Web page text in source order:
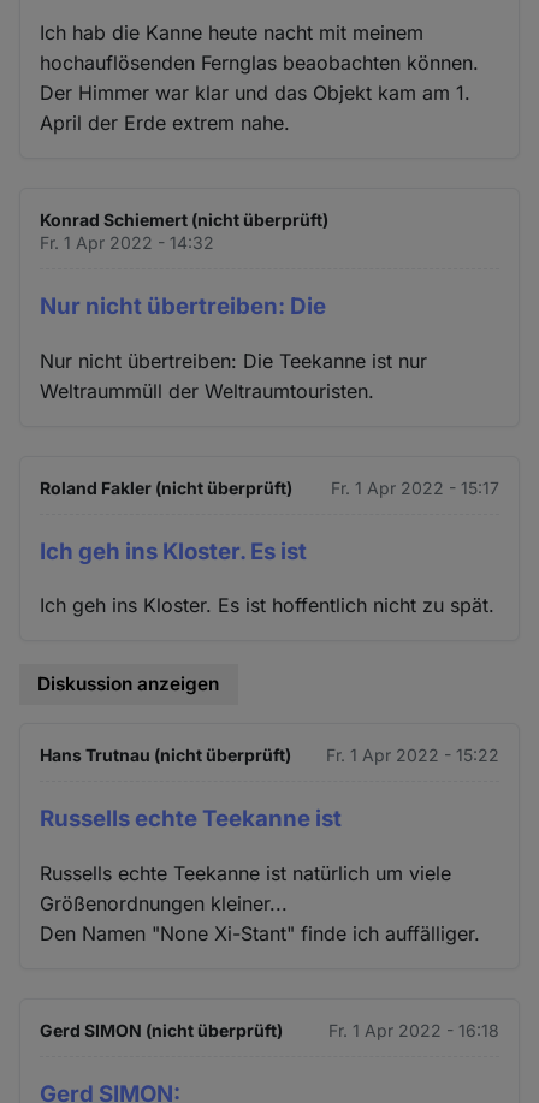
Ich hab die Kanne heute nacht mit meinem
hochauflösenden Fernglas beaobachten können.
Der Himmer war klar und das Objekt kam am 1.
April der Erde extrem nahe.
Konrad Schiemert (nicht überprüft)
Fr. 1 Apr 2022 - 14:32
Nur nicht übertreiben: Die
Nur nicht übertreiben: Die Teekanne ist nur
Weltraummüll der Weltraumtouristen.
Roland Fakler (nicht überprüft) Fr. 1 Apr 2022 - 15:17
Ich geh ins Kloster. Es ist
Ich geh ins Kloster. Es ist hoffentlich nicht zu spät.
Diskussion anzeigen
Hans Trutnau (nicht überprüft) Fr. 1 Apr 2022 - 15:22
Russells echte Teekanne ist
Russells echte Teekanne ist natürlich um viele
Größenordnungen kleiner...
Den Namen "None Xi-Stant" finde ich auffälliger.
Gerd SIMON (nicht überprüft) Fr. 1 Apr 2022 - 16:18
Gerd SIMON: